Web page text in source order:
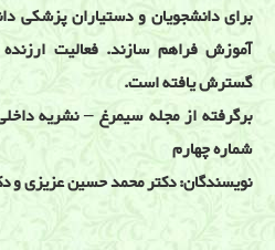
برای دانشجویان و دستیاران پزشکی
آموزش فراهم سازند. فعالیت
گسترش یافته است.
برگرفته از مجله سیمرغ – نشریه
شماره چهارم
نویسندگان: دکتر محمد حسین عزیزی و